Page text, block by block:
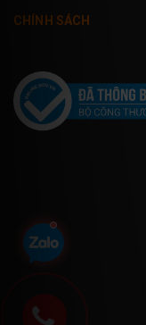
CHÍNH SÁCH